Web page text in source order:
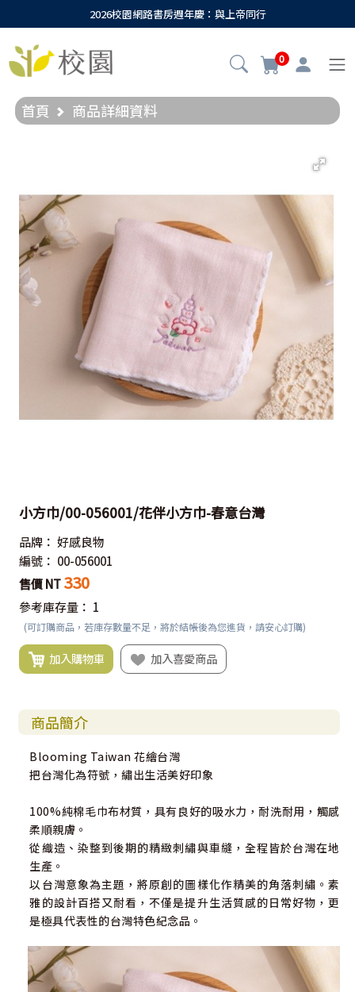
2026校園網路書房週年慶：與上帝同行
0
首頁 商品詳細資料
小方巾/00-056001/花伴小方巾-春意台灣
品牌： 好感良物
編號： 00-056001
售價 NT 330
參考庫存量： 1
(可訂購商品，若庫存數量不足，將於結帳後為您進貨，請安心訂購)
加入購物車 加入喜愛商品
商品簡介
Blooming Taiwan 花繪台灣
把台灣化為符號，繡出生活美好印象
100%純棉毛巾布材質，具有良好的吸水力，耐洗耐用，觸感
柔順親膚。
從織造、染整到後期的精緻刺繡與車縫，全程皆於台灣在地
生產。
以台灣意象為主題，將原創的圖樣化作精美的角落刺繡。素
雅的設計百搭又耐看，不僅是提升生活質感的日常好物，更
是極具代表性的台灣特色紀念品。